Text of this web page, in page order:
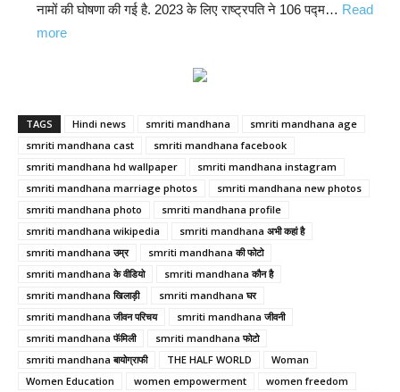
लड़की
लेकर
खोज
रहे
लड़के
समाज
को
एक
मैसेज
नामों की घोषणा की गई है. 2023 के लिए राष्ट्रपति ने 106 पद्म… Read
more:
List:
जानिए
106
पद्म
पुरस्कार
महिलायें…
TAGS Hindi news smriti mandhana
smriti mandhana age
smriti mandhana cast
smriti mandhana facebook
smriti mandhana hd wallpaper
smriti mandhana instagram
smriti mandhana marriage photos
smriti mandhana new photos
smriti mandhana photo
smriti mandhana profile
smriti mandhana wikipedia
smriti mandhana अभी कहां है
smriti mandhana उम्र
smriti mandhana की फोटो
smriti mandhana के वीडियो
smriti mandhana कौन है
smriti mandhana खिलाड़ी
smriti mandhana घर
smriti mandhana जीवन परिचय
smriti mandhana जीवनी
smriti mandhana फॅमिली
smriti mandhana फोटो
smriti mandhana बायोग्राफी
THE HALF WORLD
Woman
Women Education
women empowerment
women freedom